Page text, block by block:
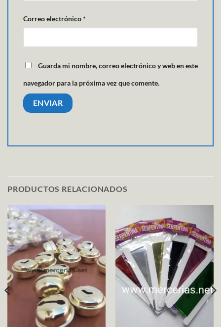
Correo electrónico*
Guarda mi nombre, correo electrónico y web en este
navegador para la próxima vez que comente.
PRODUCTOS RELACIONADOS